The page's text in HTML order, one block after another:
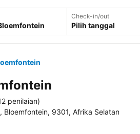
Check-in/out
Pilih tanggal
penilaian)
Bloemfontein, 9301, Afrika Selatan